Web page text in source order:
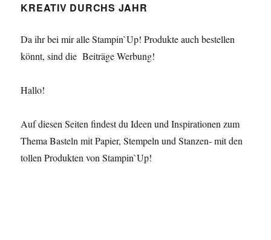
KREATIV DURCHS JAHR
Da ihr bei mir alle Stampin`Up! Produkte auch bestellen
könnt, sind die Beiträge Werbung!
Hallo!
Auf diesen Seiten findest du Ideen und Inspirationen zum
Thema Basteln mit Papier, Stempeln und Stanzen- mit den
tollen Produkten von Stampin`Up!